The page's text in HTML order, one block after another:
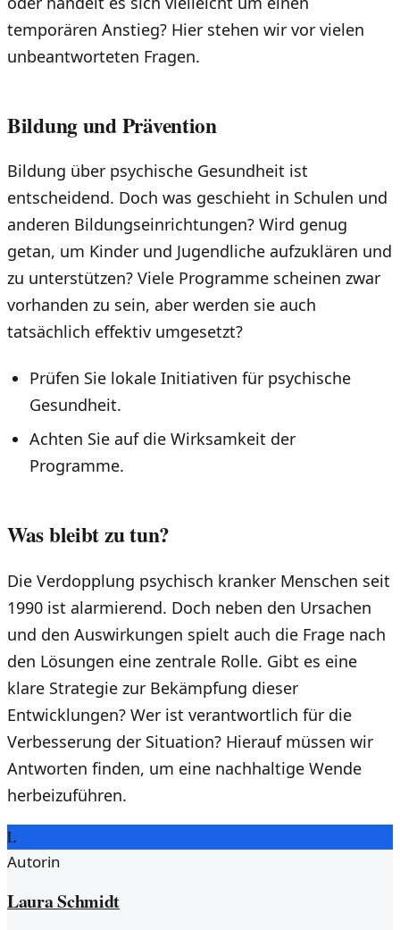
temporären Anstieg? Hier stehen wir vor vielen
unbeantworteten Fragen.
Bildung und Prävention
Bildung über psychische Gesundheit ist
entscheidend. Doch was geschieht in Schulen und
anderen Bildungseinrichtungen? Wird genug
getan, um Kinder und Jugendliche aufzuklären und
zu unterstützen? Viele Programme scheinen zwar
vorhanden zu sein, aber werden sie auch
tatsächlich effektiv umgesetzt?
Prüfen Sie lokale Initiativen für psychische
Gesundheit.
Achten Sie auf die Wirksamkeit der
Programme.
Was bleibt zu tun?
Die Verdopplung psychisch kranker Menschen seit
1990 ist alarmierend. Doch neben den Ursachen
und den Auswirkungen spielt auch die Frage nach
den Lösungen eine zentrale Rolle. Gibt es eine
klare Strategie zur Bekämpfung dieser
Entwicklungen? Wer ist verantwortlich für die
Verbesserung der Situation? Hierauf müssen wir
Antworten finden, um eine nachhaltige Wende
herbeizuführen.
L
Autorin
Laura Schmidt